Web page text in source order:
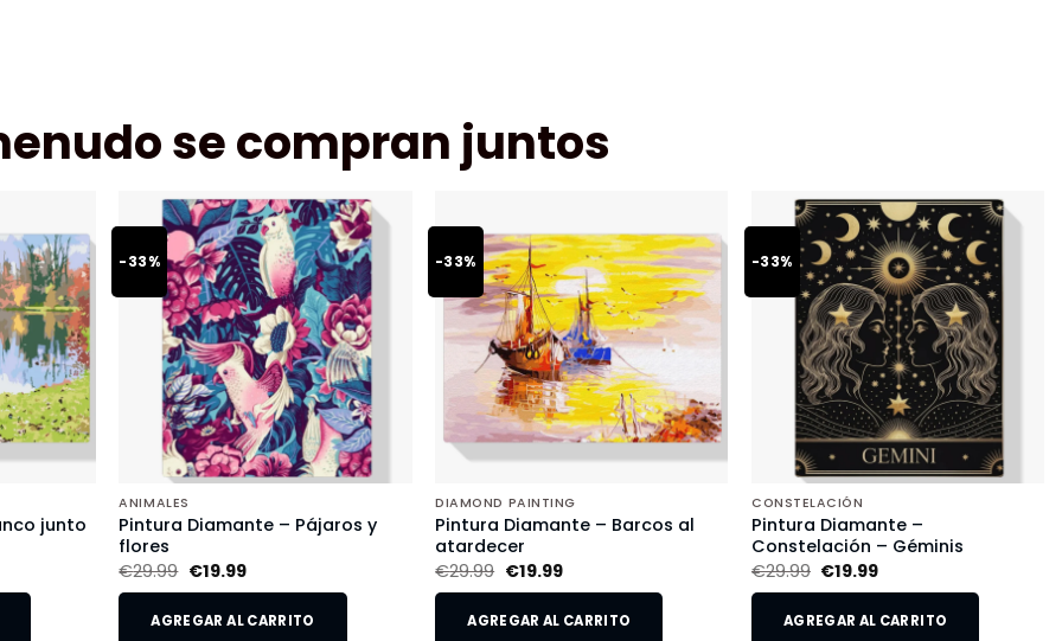
se compran juntos
junto
-33%
ANIMALES
Pintura Diamante – Pájaros y
flores
€29.99 €19.99
AGREGAR AL CARRITO
-33%
DIAMOND PAINTING
Pintura Diamante – Barcos al
atardecer
€29.99 €19.99
AGREGAR AL CARRITO
-33%
CONSTELACIÓN
Pintura Diamante –
Constelación – Géminis
€29.99 €19.99
AGREGAR AL CARRITO